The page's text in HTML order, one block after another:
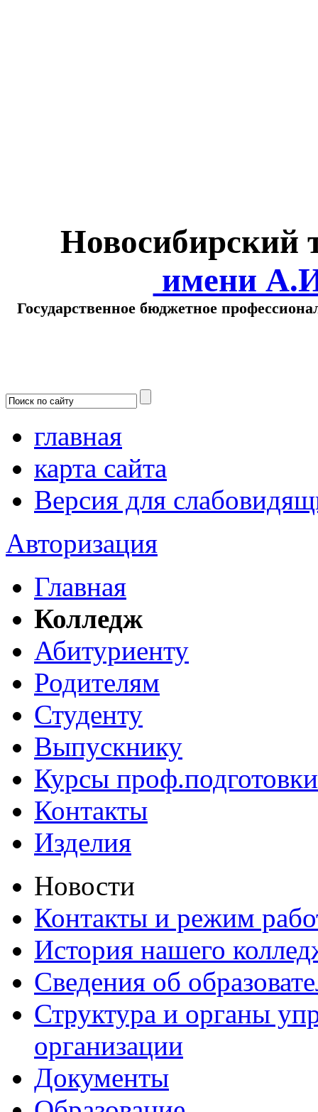
Новосибирский
имени
Государственное бюджетное
главная
карта сайта
Версия для
Авторизация
Главная
Колледж
Абитуриенту
Родителям
Студенту
Выпускнику
Курсы проф.подготовки
Контакты
Изделия
Новости
Контакты и режим
История нашего
Сведения об
Структура и органы
организации
Документы